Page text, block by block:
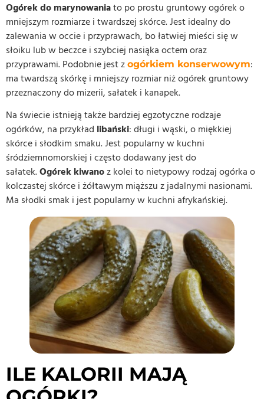
Ogórek do marynowaniato po prostu gruntowy ogórek o
mniejszym rozmiarze i twardszej skórce. Jest idealny do
zalewania w occie i przyprawach, bo łatwiej mieści się w
słoiku lub w beczce i szybciej nasiąka octem oraz
przyprawami. Podobnie jest z ogórkiem konserwowym:
ma twardszą skórkę i mniejszy rozmiar niż ogórek gruntowy
przeznaczony do mizerii, sałatek i kanapek.
Na świecie istnieją także bardziej egzotyczne rodzaje
ogórków, na przykład libański: długi i wąski, o miękkiej
skórce i słodkim smaku. Jest popularny w kuchni
śródziemnomorskiej i często dodawany jest do
sałatek.Ogórek kiwanoz kolei to nietypowy rodzaj ogórka o
kolczastej skórce i żółtawym miąższu z jadalnymi nasionami.
Ma słodki smak i jest popularny w kuchni afrykańskiej.
ILE KALORII MAJĄ